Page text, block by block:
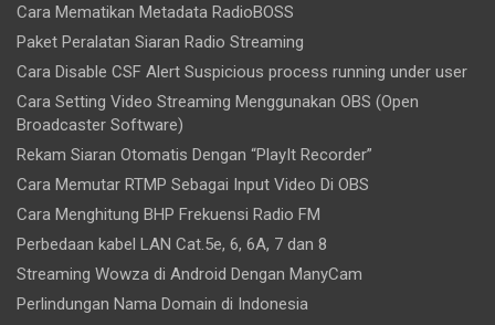
Cara Mematikan Metadata RadioBOSS
Paket Peralatan Siaran Radio Streaming
Cara Disable CSF Alert Suspicious process running under user
Cara Setting Video Streaming Menggunakan OBS (Open
Broadcaster Software)
Rekam Siaran Otomatis Dengan “PlayIt Recorder”
Cara Memutar RTMP Sebagai Input Video Di OBS
Cara Menghitung BHP Frekuensi Radio FM
Perbedaan kabel LAN Cat.5e, 6, 6A, 7 dan 8
Streaming Wowza di Android Dengan ManyCam
Perlindungan Nama Domain di Indonesia